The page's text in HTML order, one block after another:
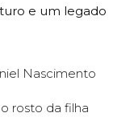
e um legado
Nascimento
rosto da filha